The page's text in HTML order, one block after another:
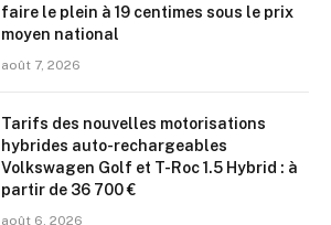
faire le plein à 19 centimes sous le prix
moyen national
août 7, 2026
Tarifs des nouvelles motorisations
hybrides auto-rechargeables
Volkswagen Golf et T-Roc 1.5 Hybrid : à
partir de 36 700 €
août 6, 2026